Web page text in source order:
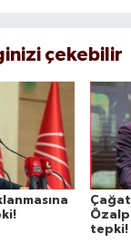
çekebilir
tepki!